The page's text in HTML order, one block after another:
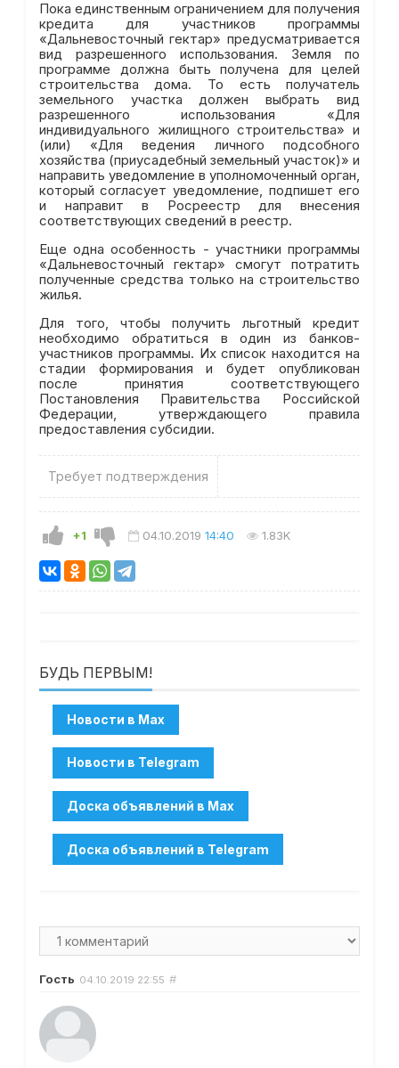
Пока единственным ограничением для получения
кредита для участников программы
«Дальневосточный гектар» предусматривается
вид разрешенного использования. Земля по
программе должна быть получена для целей
строительства дома. То есть получатель
земельного участка должен выбрать вид
разрешенного использования «Для
индивидуального жилищного строительства» и
(или) «Для ведения личного подсобного
хозяйства (приусадебный земельный участок)» и
направить уведомление в уполномоченный орган,
который согласует уведомление, подпишет его
и направит в Росреестр для внесения
соответствующих сведений в реестр.
Еще одна особенность - участники программы
«Дальневосточный гектар» смогут потратить
полученные средства только на строительство
жилья.
Для того, чтобы получить льготный кредит
необходимо обратиться в один из банков-
участников программы. Их список находится на
стадии формирования и будет опубликован
после принятия соответствующего
Постановления Правительства Российской
Федерации, утверждающего правила
предоставления субсидии.
Требует подтверждения
+1 04.10.2019 14:40 1.83K
БУДЬ ПЕРВЫМ!
Гость 04.10.2019 22:55 #